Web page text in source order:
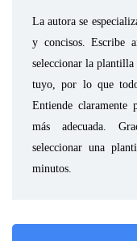
La autora se
y concisos. Escribe
seleccionar la
tuyo, por lo que
Entiende claramente
más adecuada.
seleccionar una
minutos.